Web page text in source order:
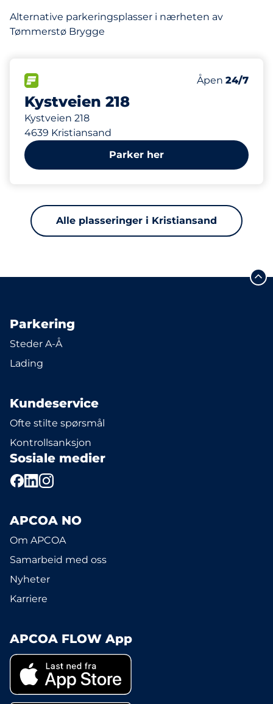
Alternative parkeringsplasser i nærheten av
Tømmerstø Brygge
Kystveien 218
Kystveien 218
4639 Kristiansand
Antall
34
Fredag
Åpen 24/7
Parker her
Alle plasseringer i Kristiansand
Parkering
Steder A-Å
Lading
Kundeservice
Ofte stilte spørsmål
Kontrollsanksjon
Sosiale medier
APCOA NO
Om APCOA
Samarbeid med oss
Nyheter
Karriere
APCOA FLOW App